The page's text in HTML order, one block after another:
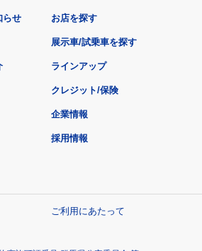
らせ お店を探す
展示車/試乗車を探す
ラインアップ
クレジット/保険
企業情報
採用情報
ご利用にあたって